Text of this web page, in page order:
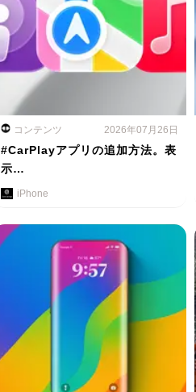
コンテンツ 2026年07月26日
#CarPlayアプリの追加方法。表
示…
iPhone